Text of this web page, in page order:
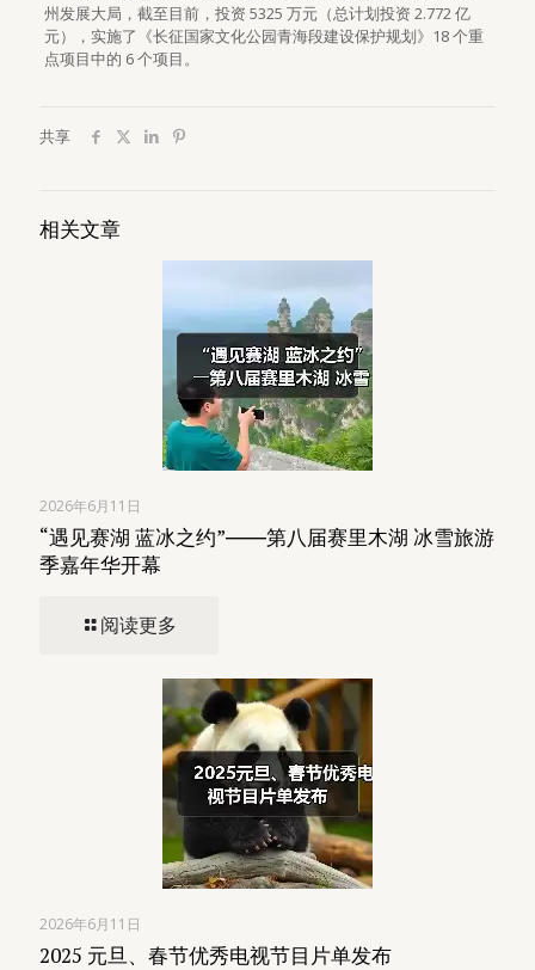
州发展大局，截至目前，投资 5325 万元（总计划投资 2.772 亿
元），实施了《长征国家文化公园青海段建设保护规划》18 个重
点项目中的 6 个项目。
共享
相关文章
2026年6月11日
“遇见赛湖 蓝冰之约”――第八届赛里木湖 冰雪旅游
季嘉年华开幕
阅读更多
2026年6月11日
2025 元旦、春节优秀电视节目片单发布